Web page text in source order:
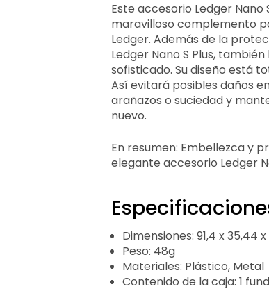
Este accesorio Ledger Nano
maravilloso complemento
Ledger. Además de la
Ledger Nano S Plus,
sofisticado. Su diseño está
Así evitará posibles daños
arañazos o suciedad y
nuevo.
En resumen: Embellezca y
elegante accesorio Ledger
Dimensiones: 91,4 x 35,44
Peso: 48g
Materiales: Plástico, Metal
Contenido de la caja: 1